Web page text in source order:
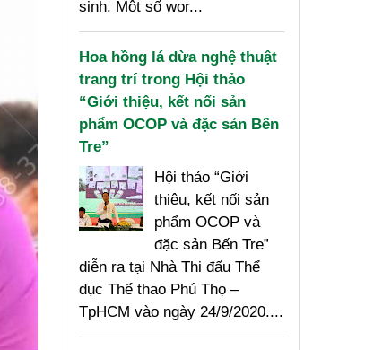
sinh. Một số wor...
Hoa hồng lá dừa nghệ thuật
trang trí trong Hội thảo
“Giới thiệu, kết nối sản
phẩm OCOP và đặc sản Bến
Tre”
Hội thảo “Giới
thiệu, kết nối sản
phẩm OCOP và
đặc sản Bến Tre”
diễn ra tại Nhà Thi đấu Thể
dục Thể thao Phú Thọ –
TpHCM vào ngày 24/9/2020....